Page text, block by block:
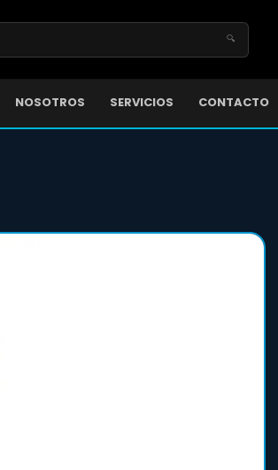
🔍
NOSOTROS SERVICIOS CONTACTO